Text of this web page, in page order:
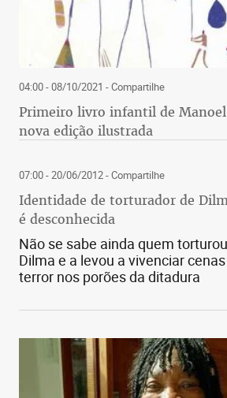
04:00 - 08/10/2021 - Compartilhe
Primeiro livro infantil de
nova edição ilustrada
07:00 - 20/06/2012- Compartilhe
Identidade de torturador de
é desconhecida
Não se sabe ainda quem
Dilma e a levou a vivenciar
terror nos porões da ditadura